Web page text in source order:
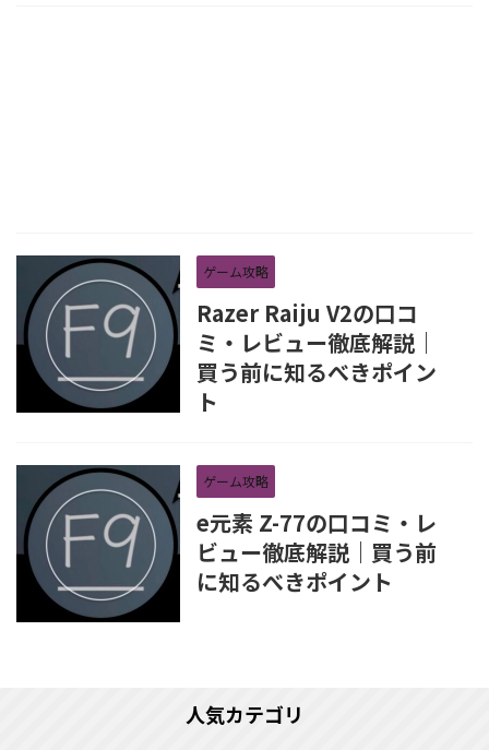
ゲーム攻略
Razer Raiju V2の口コ
ミ・レビュー徹底解説｜
買う前に知るべきポイン
ト
ゲーム攻略
e元素 Z-77の口コミ・レ
ビュー徹底解説｜買う前
に知るべきポイント
人気カテゴリ